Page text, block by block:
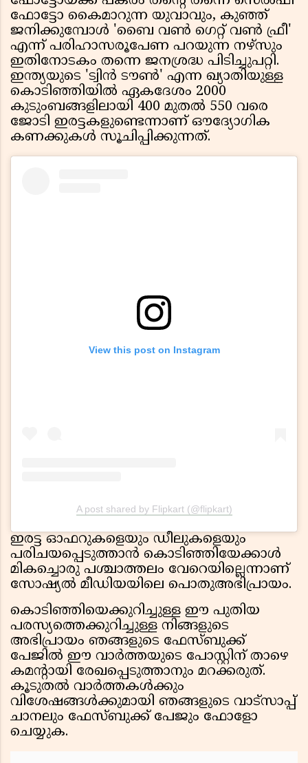
ഫോട്ടോ കൈമാറുന്ന യുവാവും, കുഞ്ഞ്
ജനിക്കുമ്പോൾ 'ബൈ വൺ ഗെറ്റ് വൺ ഫ്രീ'
എന്ന് പരിഹാസരൂപേണ പറയുന്ന നഴ്‌സും
ഇതിനോടകം തന്നെ ജനശ്രദ്ധ പിടിച്ചുപറ്റി.
ഇന്ത്യയുടെ 'ട്വിൻ ടൗൺ' എന്ന ഖ്യാതിയുള്ള
കൊടിഞ്ഞിയിൽ ഏകദേശം 2000
കുടുംബങ്ങളിലായി 400 മുതൽ 550 വരെ
ജോടി ഇരട്ടകളുണ്ടെന്നാണ് ഔദ്യോഗിക
കണക്കുകൾ സൂചിപ്പിക്കുന്നത്.
View this post on Instagram
A post shared by Flipkart (@flipkart)
ഇരട്ട ഓഫറുകളെയും ഡീലുകളെയും
പരിചയപ്പെടുത്താൻ കൊടിഞ്ഞിയേക്കാൾ
മികച്ചൊരു പശ്ചാത്തലം വേറെയില്ലെന്നാണ്
സോഷ്യൽ മീഡിയയിലെ പൊതുഅഭിപ്രായം.
കൊടിഞ്ഞിയെക്കുറിച്ചുള്ള ഈ പുതിയ
പരസ്യത്തെക്കുറിച്ചുള്ള നിങ്ങളുടെ
അഭിപ്രായം ഞങ്ങളുടെ ഫേസ്ബുക്ക്
പേജിൽ ഈ വാർത്തയുടെ പോസ്റ്റിന് താഴെ
കമൻ്റായി രേഖപ്പെടുത്താനും മറക്കരുത്.
കൂടുതൽ വാർത്തകൾക്കും
വിശേഷങ്ങൾക്കുമായി ഞങ്ങളുടെ വാട്സാപ്പ്
ചാനലും ഫേസ്ബുക്ക് പേജും ഫോളോ
ചെയ്യുക.